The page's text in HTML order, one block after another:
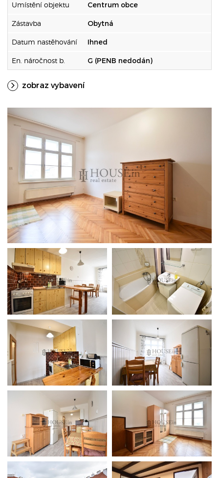
Umístění objektu Centrum obce
Zástavba Obytná
Datum nastěhování Ihned
En. náročnost b. G (PENB nedodán)
zobraz vybavení